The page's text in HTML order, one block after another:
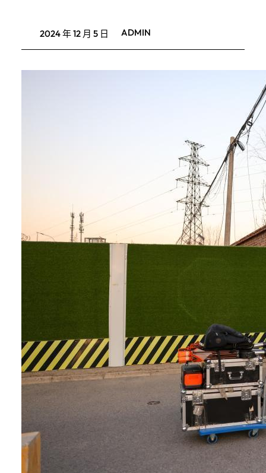
2024 年 12 月 5 日 ADMIN